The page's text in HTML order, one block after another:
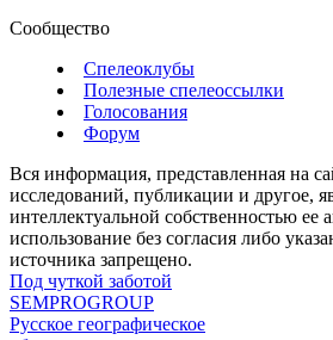
Сообщество
Спелеоклубы
Полезные спелеоссылки
Голосования
Форум
Вся информация, представленная на
исследований, публикации и другое,
интеллектуальной собственностью ее
использование без согласия либо
источника запрещено.
Под чуткой заботой
SEMPROGROUP
Русское географическое